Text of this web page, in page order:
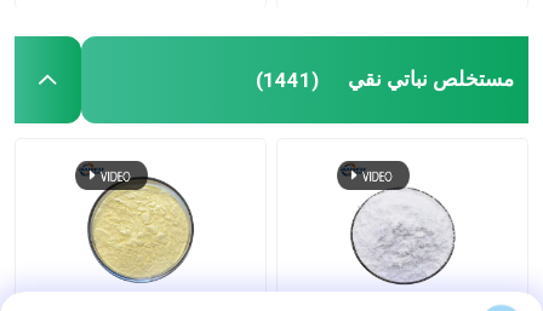
مستخلص نباتي نقي (1441)